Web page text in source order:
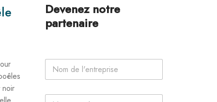
noir
Devenez notre
partenaire
n
o
N
m
P